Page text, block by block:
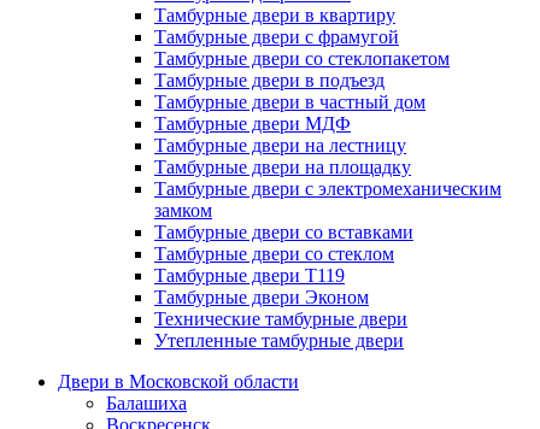
Тамбурные двери в квартиру
Тамбурные двери с фрамугой
Тамбурные двери со стеклопакетом
Тамбурные двери в подъезд
Тамбурные двери в частный дом
Тамбурные двери МДФ
Тамбурные двери на лестницу
Тамбурные двери на площадку
Тамбурные двери с электромеханическим
замком
Тамбурные двери со вставками
Тамбурные двери со стеклом
Тамбурные двери Т119
Тамбурные двери Эконом
Технические тамбурные двери
Утепленные тамбурные двери
Двери в Московской области
Балашиха
Воскресенск